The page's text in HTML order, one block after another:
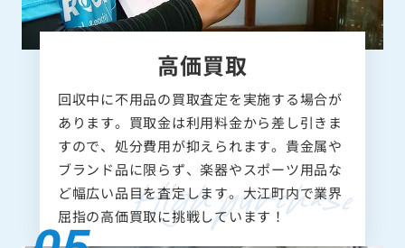
高価買取
回収中に不用品の買取査定を実施する場合が
あります。買取金は利用料金から差し引きま
すので、処分費用が抑えられます。貴金属や
ブランド品に限らず、楽器やスポーツ用品な
ど幅広い品目を査定します。大江町内で業界
屈指の高価買取に挑戦しています！